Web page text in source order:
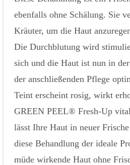
ebenfalls ohne Schälung. Sie
Kräuter, um die Haut
Die Durchblutung wird
sich und die Haut ist nun in
der anschließenden Pflege
Teint erscheint rosig, wirkt
GREEN PEEL® Fresh-Up
lässt Ihre Haut in neuer
diese Behandlung der ideale
müde wirkende Haut ohne